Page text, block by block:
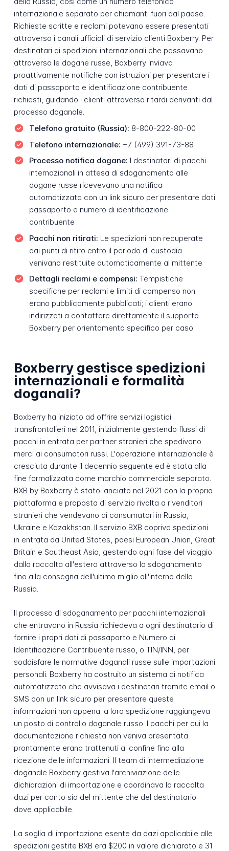
internazionale separato per chiamanti fuori dal paese.
Richieste scritte e reclami potevano essere presentati
attraverso i canali ufficiali di servizio clienti Boxberry. Per
destinatari di spedizioni internazionali che passavano
attraverso le dogane russe, Boxberry inviava
proattivamente notifiche con istruzioni per presentare i
dati di passaporto e identificazione contribuente
richiesti, guidando i clienti attraverso ritardi derivanti dal
processo doganale.
Telefono gratuito (Russia): 8-800-222-80-00
Telefono internazionale: +7 (499) 391-73-88
Processo notifica dogane: I destinatari di pacchi
internazionali in attesa di sdoganamento alle
dogane russe ricevevano una notifica
automatizzata con un link sicuro per presentare dati
passaporto e numero di identificazione
contribuente
Pacchi non ritirati: Le spedizioni non recuperate
dai punti di ritiro entro il periodo di custodia
venivano restituite automaticamente al mittente
Dettagli reclami e compensi: Tempistiche
specifiche per reclami e limiti di compenso non
erano pubblicamente pubblicati; i clienti erano
indirizzati a contattare direttamente il supporto
Boxberry per orientamento specifico per caso
Boxberry gestisce spedizioni
internazionali e formalità
doganali?
Boxberry ha iniziato ad offrire servizi logistici
transfrontalieri nel 2011, inizialmente gestendo flussi di
pacchi in entrata per partner stranieri che spedivano
merci ai consumatori russi. L'operazione internazionale è
cresciuta durante il decennio seguente ed è stata alla
fine formalizzata come marchio commerciale separato.
BXB by Boxberry è stato lanciato nel 2021 con la propria
piattaforma e proposta di servizio rivolta a rivenditori
stranieri che vendevano ai consumatori in Russia,
Ukraine e Kazakhstan. Il servizio BXB copriva spedizioni
in entrata da United States, paesi European Union, Great
Britain e Southeast Asia, gestendo ogni fase del viaggio
dalla raccolta all'estero attraverso lo sdoganamento
fino alla consegna dell'ultimo miglio all'interno della
Russia.
Il processo di sdoganamento per pacchi internazionali
che entravano in Russia richiedeva a ogni destinatario di
fornire i propri dati di passaporto e Numero di
Identificazione Contribuente russo, o TIN/INN, per
soddisfare le normative doganali russe sulle importazioni
personali. Boxberry ha costruito un sistema di notifica
automatizzato che avvisava i destinatari tramite email o
SMS con un link sicuro per presentare queste
informazioni non appena la loro spedizione raggiungeva
un posto di controllo doganale russo. I pacchi per cui la
documentazione richiesta non veniva presentata
prontamente erano trattenuti al confine fino alla
ricezione delle informazioni. Il team di intermediazione
doganale Boxberry gestiva l'archiviazione delle
dichiarazioni di importazione e coordinava la raccolta
dazi per conto sia del mittente che del destinatario
dove applicabile.
La soglia di importazione esente da dazi applicabile alle
spedizioni gestite BXB era $200 in valore dichiarato e 31